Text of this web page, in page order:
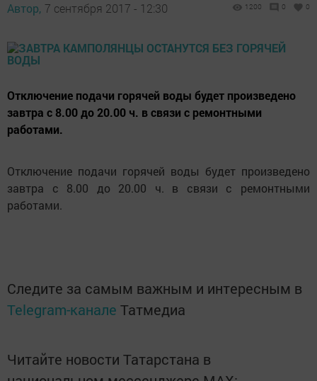
Автор, 7 сентября 2017 - 12:30 1200 0 0
Отключение подачи горячей воды будет произведено
завтра с 8.00 до 20.00 ч. в связи с ремонтными
работами.
Отключение подачи горячей воды будет произведено
завтра с 8.00 до 20.00 ч. в связи с ремонтными
работами.
Следите за самым важным и интересным в
Telegram-канале Татмедиа
Читайте новости Татарстана в